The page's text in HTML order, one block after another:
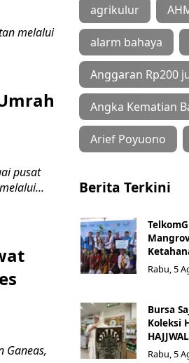
melalui
pusat
Ganeas,
agrikulur
alarm bahaya
Anggaran Rp200
Angka Kematian
Arief Poyuono
Berita Terkini
Rabu, 5
Bursa
Koleksi
Rabu, 5